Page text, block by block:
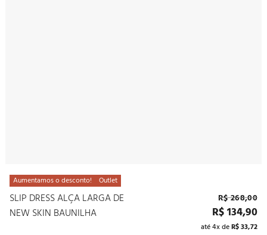
Aumentamos o desconto! Outlet
SLIP DRESS ALÇA LARGA DE
NEW SKIN BAUNILHA
R$268,00
R$134,90
até4x deR$33,72